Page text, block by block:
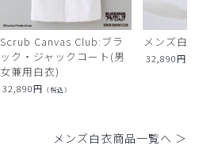
Scrub Canvas Club:ブラ
ック・ジャックコート(男
女兼用白衣)
32,890円 （税込）
メンズ白
32,890円
メンズ白衣商品一覧へ ＞